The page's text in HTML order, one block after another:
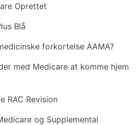
Oprettet
Blå
forkortelse AAMA?
med Medicare at komme hjem
RAC Revision
og Supplemental